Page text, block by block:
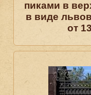
пиками в
в виде
от